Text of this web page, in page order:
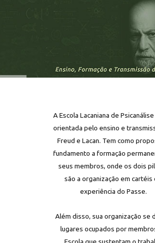
A Escola Lacaniana de Psicanálise
orientada pelo ensino e
Freud e Lacan. Tem como
fundamento a formação
seus membros, onde os dois
são a organização em cartéis
experiência do Passe.
Além disso, sua organização se
lugares ocupados por